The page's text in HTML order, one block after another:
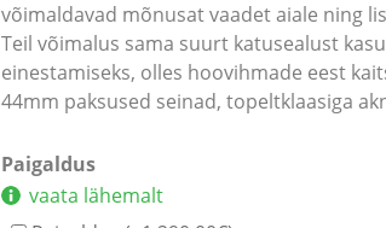
võimaldavad mõnusat vaadet aiale ning
Teil võimalus sama suurt katusealust
einestamiseks, olles hoovihmade eest
44mm paksused seinad, topeltklaasiga
Paigaldus
vaata lähemalt